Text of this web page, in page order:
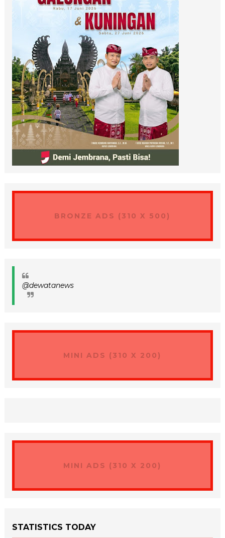
BRONZE ADS (310 X 500)
@dewatanews
MINI ADS (310 X 200)
MINI ADS (310 X 200)
STATISTICS TODAY